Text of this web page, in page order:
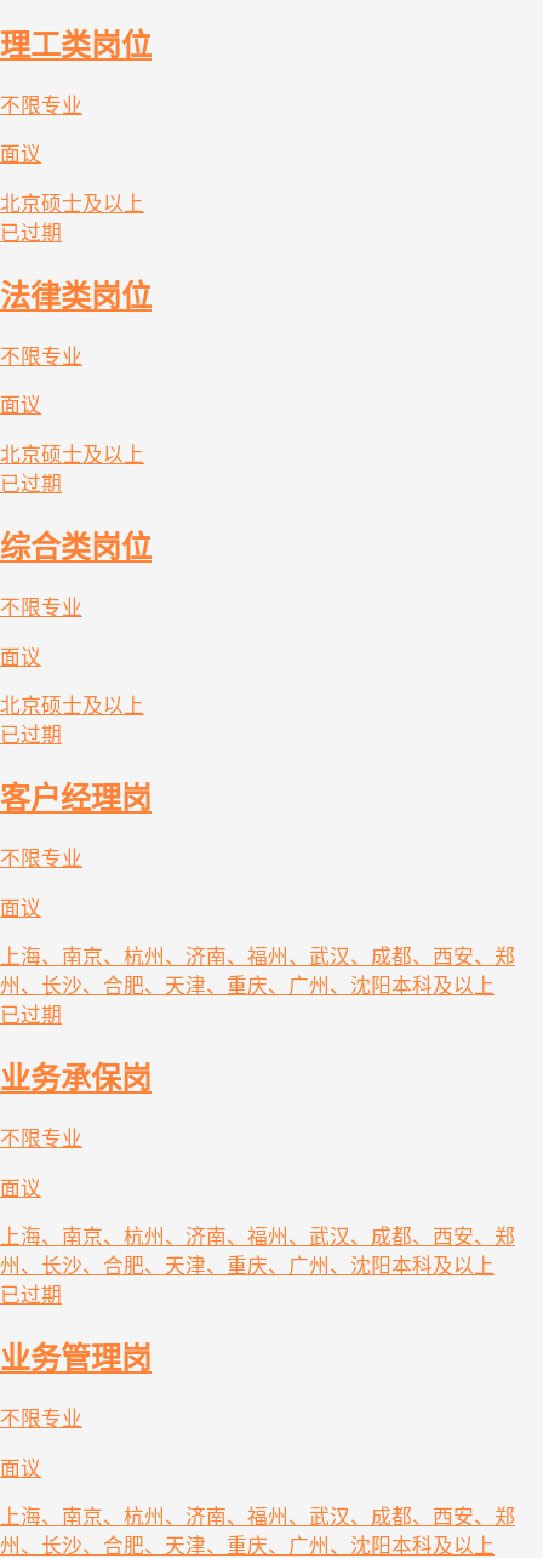
理工类岗位
不限专业
面议
北京硕士及以上
已过期
法律类岗位
不限专业
面议
北京硕士及以上
已过期
综合类岗位
不限专业
面议
北京硕士及以上
已过期
客户经理岗
不限专业
面议
上海、南京、杭州、济南、福州、武汉、成都、西安、郑
州、长沙、合肥、天津、重庆、广州、沈阳本科及以上
已过期
业务承保岗
不限专业
面议
上海、南京、杭州、济南、福州、武汉、成都、西安、郑
州、长沙、合肥、天津、重庆、广州、沈阳本科及以上
已过期
业务管理岗
不限专业
面议
上海、南京、杭州、济南、福州、武汉、成都、西安、郑
州、长沙、合肥、天津、重庆、广州、沈阳本科及以上